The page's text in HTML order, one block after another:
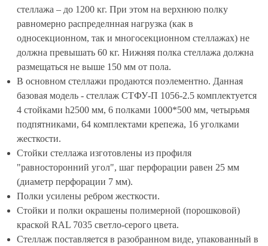
стеллажа – до 1200 кг. При этом на верхнюю полку
равномерно распределнная нагрузка (как в
односекционном, так и многосекционном стеллажах) не
должна превышать 60 кг. Нижняя полка стеллажа должна
размещаться не выше 150 мм от пола.
В основном стеллажи продаются поэлементно. Данная
базовая модель - стеллаж СТФУ-П 1056-2.5 комплектуется
4 стойками h2500 мм, 6 полками 1000*500 мм, четырьмя
подпятниками, 64 комплектами крепежа, 16 уголками
жесткости.
Стойки стеллажа изготовлены из профиля
"равносторонний угол", шаг перфорации равен 25 мм
(диаметр перфорации 7 мм).
Полки усилены ребром жесткости.
Стойки и полки окрашены полимерной (порошковой)
краской RAL 7035 светло-серого цвета.
Стеллаж поставляется в разобранном виде, упакованный в